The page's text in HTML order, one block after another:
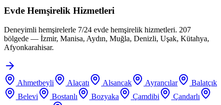
Evde Hemşirelik Hizmetleri
Deneyimli hemşirelerle 7/24 evde hemşirelik hizmetleri. 207
bölgede — İzmir, Manisa, Aydın, Muğla, Denizli, Uşak, Kütahya,
Afyonkarahisar.
Ahmetbeyli Alaçatı Alsancak Ayrancılar
Balatçık
Belevi
Bostanlı Bozyaka Çamdibi
Çandarlı